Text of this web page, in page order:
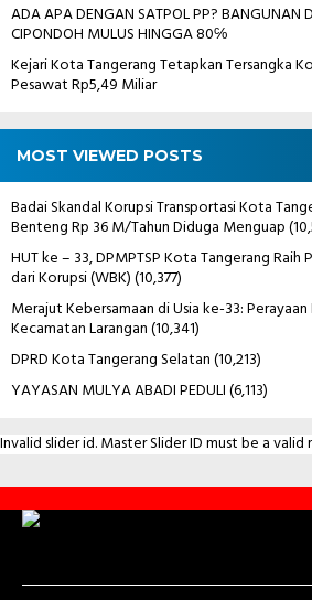
ADA APA DENGAN SATPOL PP? BANGUNAN
CIPONDOH MULUS HINGGA 80℅
Kejari Kota Tangerang Tetapkan Tersangka
Pesawat Rp5,49 Miliar
MOST VIEWED POSTS
Badai Skandal Korupsi Transportasi Kota
Benteng Rp 36 M/Tahun Diduga Menguap
HUT ke – 33, DPMPTSP Kota Tangerang
dari Korupsi (WBK)(10,377)
Merajut Kebersamaan di Usia ke-33:
Kecamatan Larangan(10,341)
DPRD Kota Tangerang Selatan(10,213)
YAYASAN MULYA ABADI PEDULI(6,113)
Invalid slider id. Master Slider ID must be a valid
Contact
Us